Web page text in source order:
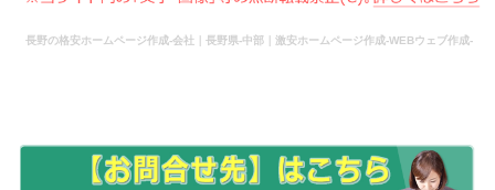
長野の格安ホームページ作成-会社｜長野県-中部｜激安ホームページ作成-WEBウェブ作成-